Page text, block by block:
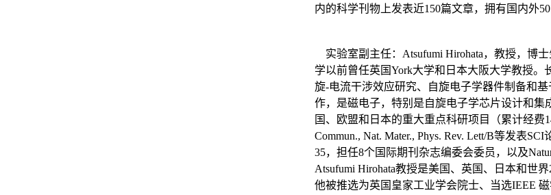
内的科学刊物上发表近150篇文章，拥有国内外50
实验室副主任： Atsufumi Hirohata，教授，博
学以前曾任英国York大学和日本大阪大学教授。
旋-电流干涉效应研究、自旋电子学器件制备和
作，是磁电子，特别是自旋电子学芯片设计和集
国、欧盟和日本的重大重点科研项目（累计经费
Commun.,Nat. Mater., Phys. Rev. Lett/B等发表SCI
35，担任8个国际期刊杂志编委会委员，以及
Atsufumi Hirohata教授是美国、英国、日本和世界
他被推选为英国皇家工业学会院士、当选IEEE